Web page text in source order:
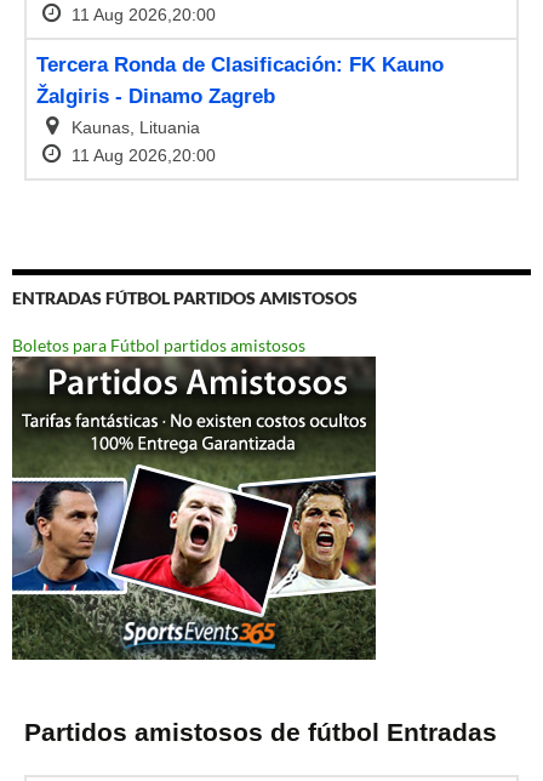
ENTRADAS FÚTBOL PARTIDOS AMISTOSOS
Boletos para Fútbol partidos amistosos